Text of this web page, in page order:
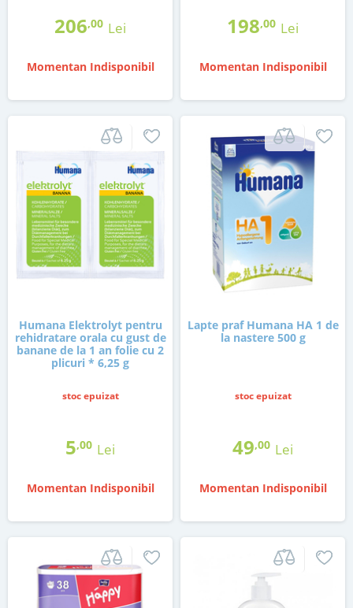
206,00 Lei
Momentan Indisponibil
198,00 Lei
Momentan Indisponibil
Humana Elektrolyt pentru
rehidratare orala cu gust de
banane de la 1 an folie cu 2
plicuri * 6,25 g
stoc epuizat
5,00 Lei
Momentan Indisponibil
Lapte praf Humana HA 1 de
la nastere 500 g
stoc epuizat
49,00 Lei
Momentan Indisponibil